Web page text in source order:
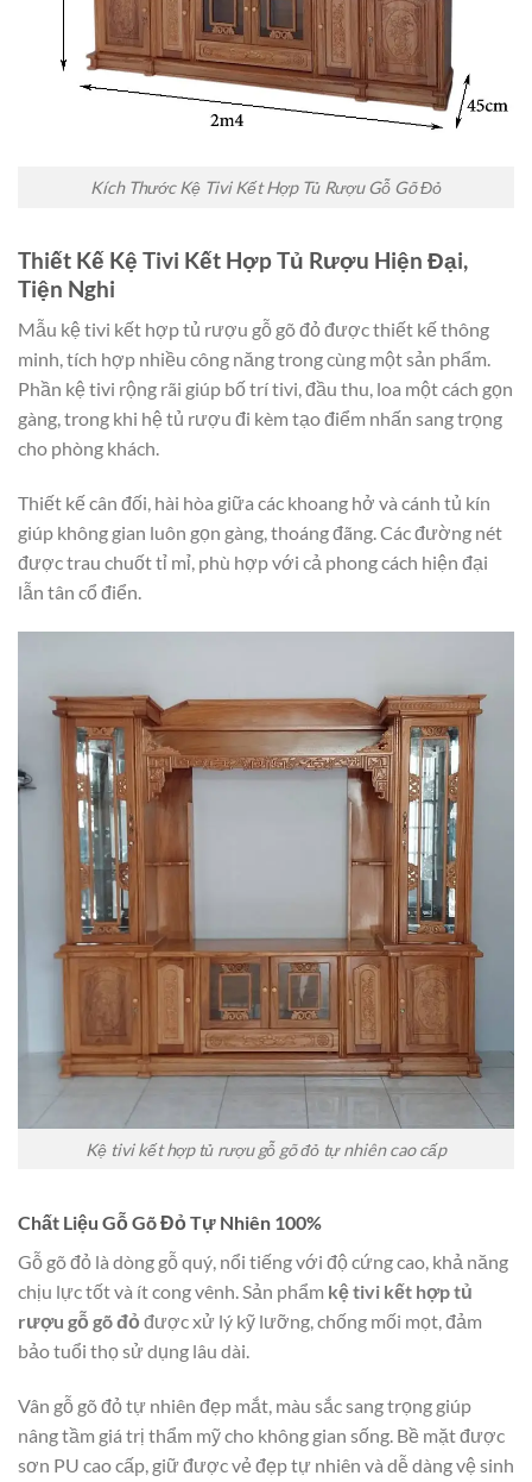
Kích Thước Kệ Tivi Kết Hợp Tủ Rượu Gỗ Gõ Đỏ
Thiết Kế Kệ Tivi Kết Hợp Tủ Rượu Hiện Đại,
Tiện Nghi
Mẫu kệ tivi kết hợp tủ rượu gỗ gõ đỏ được thiết kế thông
minh, tích hợp nhiều công năng trong cùng một sản phẩm.
Phần kệ tivi rộng rãi giúp bố trí tivi, đầu thu, loa một cách gọn
gàng, trong khi hệ tủ rượu đi kèm tạo điểm nhấn sang trọng
cho phòng khách.
Thiết kế cân đối, hài hòa giữa các khoang hở và cánh tủ kín
giúp không gian luôn gọn gàng, thoáng đãng. Các đường nét
được trau chuốt tỉ mỉ, phù hợp với cả phong cách hiện đại
lẫn tân cổ điển.
Kệ tivi kết hợp tủ rượu gỗ gõ đỏ tự nhiên cao cấp
Chất Liệu Gỗ Gõ Đỏ Tự Nhiên 100%
Gỗ gõ đỏ là dòng gỗ quý, nổi tiếng với độ cứng cao, khả năng
chịu lực tốt và ít cong vênh. Sản phẩm kệ tivi kết hợp tủ
rượu gỗ gõ đỏ được xử lý kỹ lưỡng, chống mối mọt, đảm
bảo tuổi thọ sử dụng lâu dài.
Vân gỗ gõ đỏ tự nhiên đẹp mắt, màu sắc sang trọng giúp
nâng tầm giá trị thẩm mỹ cho không gian sống. Bề mặt được
sơn PU cao cấp, giữ được vẻ đẹp tự nhiên và dễ dàng vệ sinh